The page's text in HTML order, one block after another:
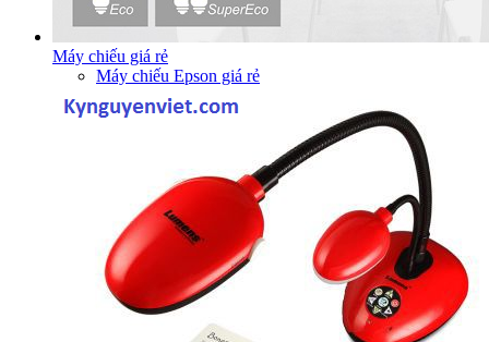
Máy chiếu giá rẻ
Máy chiếu Epson giá rẻ